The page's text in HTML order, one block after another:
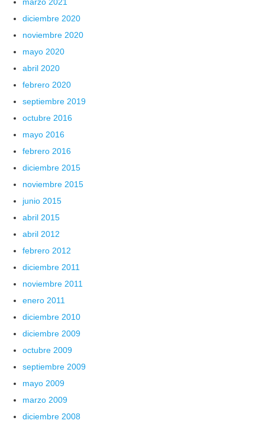
diciembre 2020
noviembre 2020
mayo 2020
abril 2020
febrero 2020
septiembre 2019
octubre 2016
mayo 2016
febrero 2016
diciembre 2015
noviembre 2015
junio 2015
abril 2015
abril 2012
febrero 2012
diciembre 2011
noviembre 2011
enero 2011
diciembre 2010
diciembre 2009
octubre 2009
septiembre 2009
mayo 2009
marzo 2009
diciembre 2008